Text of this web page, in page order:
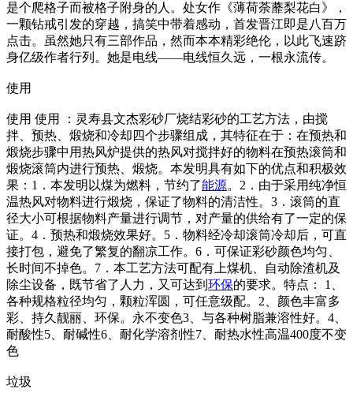
是个爬格子而被格子附身的人。处女作《薄荷荼蘼梨花白》，
一颗钻戒引发的穿越，搞笑中带着感动，首发晋江即是八百万
点击。虽然她只有三部作品，然而本本精彩绝伦，以此飞速跻
身亿级作者行列。她是电线——电线恒久远，一根永流传。
使用
使用 使用 ：灵寿县文杰彩砂厂烧结彩砂的工艺方法，由搅
拌、预热、煅烧和冷却四个步骤组成，其特征在于：在预热和
煅烧步骤中用热风炉提供的热风对搅拌好的物料在预热滚筒和
煅烧滚筒内进行预热、煅烧。本发明具有如下的优点和积极效
果：1．本发明以煤为燃料，节约了能源。2．由于采用纯净恒
温热风对物料进行煅烧，保证了物料的清洁性。3．滚筒的直
径大小可根据物料产量进行调节，对产量的供给有了一定的保
证。4．预热和煅烧效果好。5．物料经冷却滚筒冷却后，可直
接打包，避免了繁复的翻凉工作。6．可保证彩砂颜色均匀、
长时间不掉色。7．本工艺方法可配有上煤机、自动除渣机及
除尘设备，既节省了人力，又可达到 环保的要求。特点： 1、
各种规格粒径均匀，颗粒浑圆，可任意级配。2、颜色丰富多
彩、持久靓丽、环保。永不变色3、与各种树脂兼溶性好。4、
耐酸性5、耐碱性6、耐化学溶剂性7、耐热水性高温400度不变
色
垃圾